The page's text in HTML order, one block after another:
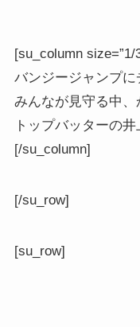
[su_column size=”1/
バンジージャンプに
みんなが見守る中、
トップバッターの
[/su_column]
[/su_row]
[su_row]